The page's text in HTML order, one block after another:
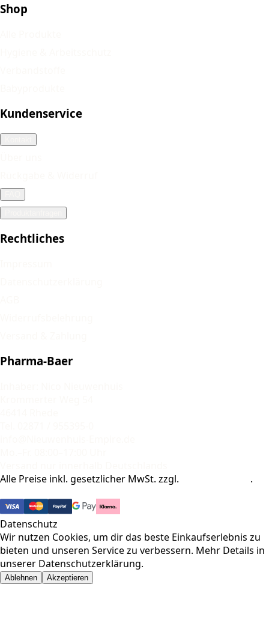
Shop
Kundenservice
Rechtliches
Pharma-Baer
Alle Preise inkl. gesetzlicher MwSt. zzgl.
.
Datenschutz
Wir nutzen Cookies, um dir das beste Einkaufserlebnis zu
bieten und unseren Service zu verbessern. Mehr Details in
unserer Datenschutzerklärung.
Ablehnen Akzeptieren